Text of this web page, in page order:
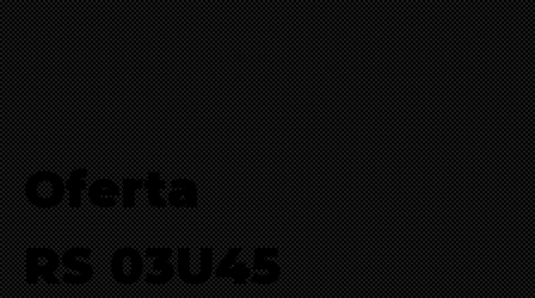
Oferta
RS 03U45